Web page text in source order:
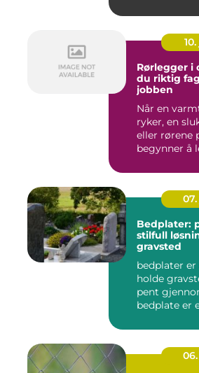
Rørlegger i oslo
du riktig
jobben
Når en
ryker, en
eller rørene
begynner å
Bedplater:
stilfull
gravsted
bedplater er
holde
pent
bedplate er